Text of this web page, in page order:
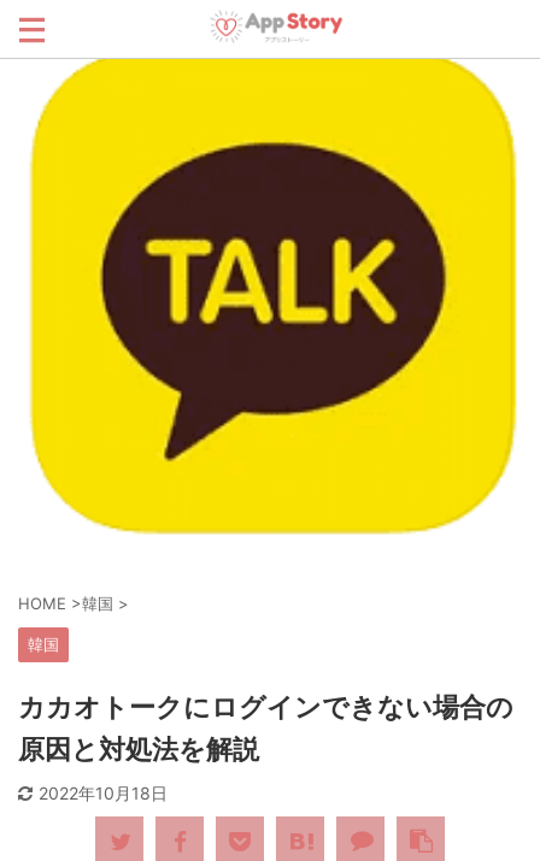
HOME >韓国 >
韓国
カカオトークにログインできない場合の
原因と対処法を解説
2022年10月18日